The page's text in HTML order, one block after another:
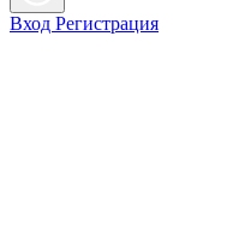
Вход Регистрация